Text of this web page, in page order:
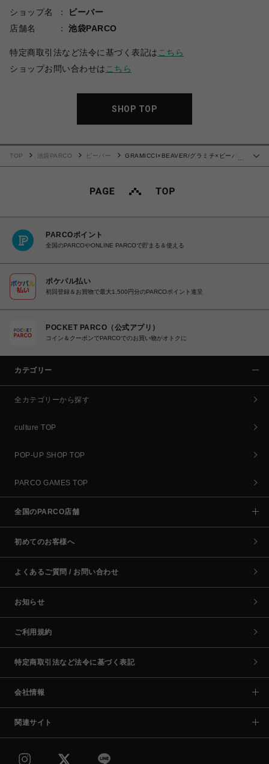
ショップ名
ビーバー
店舗名
池袋PARCO
特定商取引法など法令に基づく表記は こちら
ショップお問い合わせは こちら
SHOP TOP
TOP 池袋PARCO ビーバー
GRAMICCI×BEAVER/グラミチ×ビーバ
PARCOポイント
全国のPARCOやONLINE PARCOで貯まる＆使える
ポケパル払い
初回登録＆お買物で最大1,500円分のPARCOポイント進呈
POCKET PARCO（公式アプリ）
コイン＆クーポンでPARCOでのお買い物がオトクに
カテゴリー
全カテゴリーから探す
culture TOP
POP-UP SHOP TOP
PARCO GAMES TOP
全国のPARCO店舗
初めてのお客様へ
よくあるご質問 / お問い合わせ
お知らせ
ご利用規約
特定商取引法など法令に基づく表記
会社情報
関連サイト